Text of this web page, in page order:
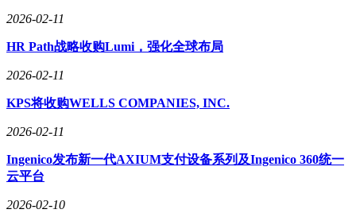
2026-02-11
HR Path战略收购Lumi，强化全球布局
2026-02-11
KPS将收购WELLS COMPANIES, INC.
2026-02-11
Ingenico发布新一代AXIUM支付设备系列及Ingenico 360统一
云平台
2026-02-10